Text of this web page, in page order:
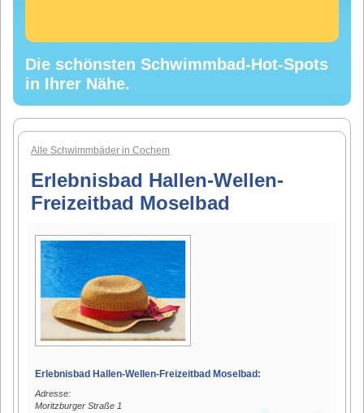
Die schönsten Schwimmbad-Hot-Spots
in Ihrer Nähe.
Alle Schwimmbäder in Cochem
Erlebnisbad Hallen-Wellen-
Freizeitbad Moselbad
Erlebnisbad Hallen-Wellen-Freizeitbad Moselbad:
Adresse:
Moritzburger Straße 1